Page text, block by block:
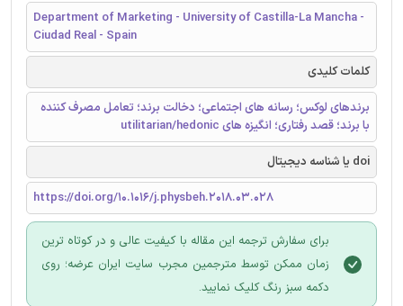
Department of Marketing - University of Castilla-La Mancha -
Ciudad Real - Spain
کلمات کلیدی
برندهای لوکس؛ رسانه های اجتماعی؛ دخالت برند؛ تعامل مصرف کننده
با برند؛ قصد رفتاری؛ انگیزه های utilitarian/hedonic
doi یا شناسه دیجیتال
https://doi.org/10.1016/j.physbeh.2018.03.028
برای سفارش ترجمه این مقاله با کیفیت عالی و در کوتاه ترین
زمان ممکن توسط مترجمین مجرب سایت ایران عرضه؛ روی
دکمه سبز رنگ کلیک نمایید.